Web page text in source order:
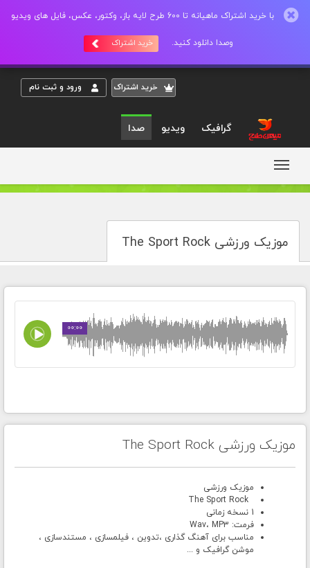
با خرید اشتراک ماهیانه تا 600 طرح لایه باز، وکتور، عکس، فایل های ویدیو
وصدا دانلود کنید. خرید اشتراک
خريد اشتراک ورود و ثبت نام
گرافیک ویدیو صدا
موزیک ورزشی The Sport Rock
00:00
موزیک ورزشی The Sport Rock
موزیک ورزشی
1 نسخه زمانی
فرمت: Wav، MP3
مناسب برای آهنگ گذاری ،تدوین ، فیلمسازی ، مستندسازی ،
موشن گرافیک و ...